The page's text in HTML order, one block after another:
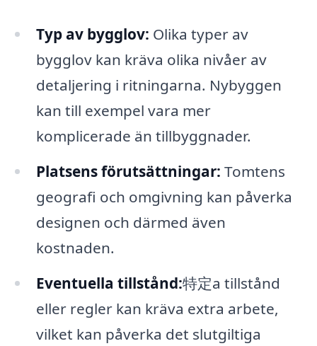
Typ av bygglov: Olika typer av
bygglov kan kräva olika nivåer av
detaljering i ritningarna. Nybyggen
kan till exempel vara mer
komplicerade än tillbyggnader.
Platsens förutsättningar: Tomtens
geografi och omgivning kan påverka
designen och därmed även
kostnaden.
Eventuella tillstånd:特定a tillstånd
eller regler kan kräva extra arbete,
vilket kan påverka det slutgiltiga